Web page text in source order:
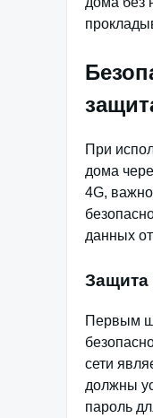
При
дома
4G,
данных
Защита
Первым
сети
должны
пароль